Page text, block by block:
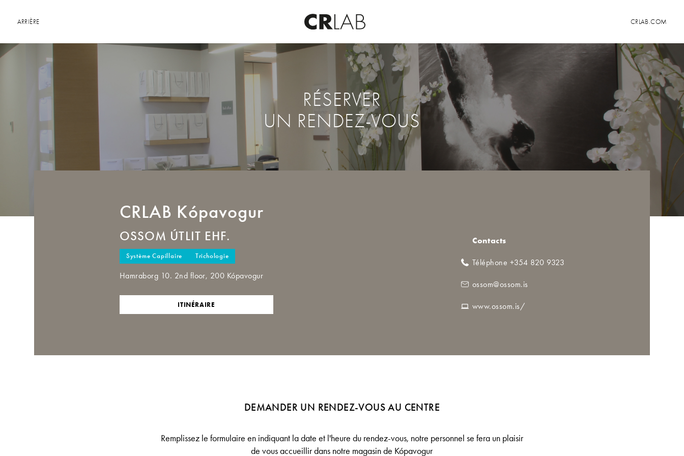
ARRIÈRE CRLAB.COM
RÉSERVER
UN RENDEZ-VOUS
CRLAB Kópavogur
OSSOM ÚTLIT EHF.
Système Capillaire Trichologie
Hamraborg 10. 2nd floor, 200 Kópavogur
ITINÉRAIRE
Contacts
Téléphone +354 820 9323
ossom@ossom.is
www.ossom.is/
DEMANDER UN RENDEZ-VOUS AU CENTRE
Remplissez le formulaire en indiquant la date et l'heure du rendez-vous, notre personnel se fera un plaisir
de vous accueillir dans notre magasin de Kópavogur